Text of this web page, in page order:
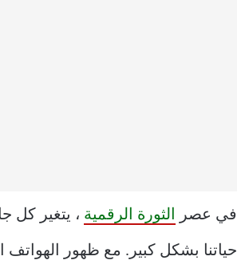
في عصر الثورة الرقمية ، يتغير كل
حياتنا بشكل كبير. مع ظهور الهواتف